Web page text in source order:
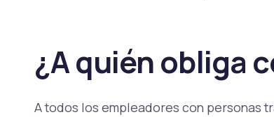
¿A quién obliga
A todos los empleadores con personas